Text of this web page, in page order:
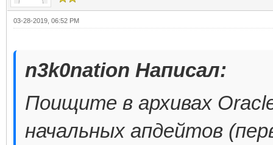
03-28-2019, 06:52 PM
n3k0nation Написал:
Поищите в архивах
начальных апдейтов